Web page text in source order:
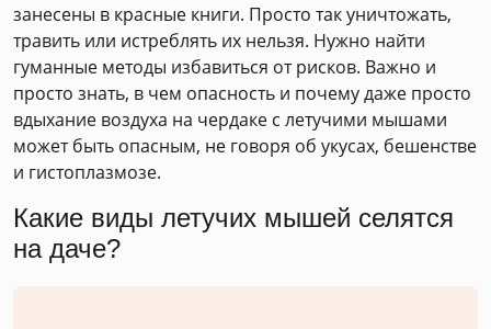
занесены в красные книги. Просто так уничтожать,
травить или истреблять их нельзя. Нужно найти
гуманные методы избавиться от рисков. Важно и
просто знать, в чем опасность и почему даже просто
вдыхание воздуха на чердаке с летучими мышами
может быть опасным, не говоря об укусах, бешенстве
и гистоплазмозе.
Какие виды летучих мышей селятся
на даче?